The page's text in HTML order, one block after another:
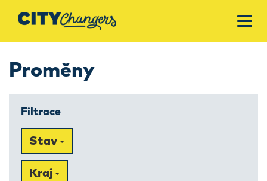
Proměny
Filtrace
Stav
Kraj